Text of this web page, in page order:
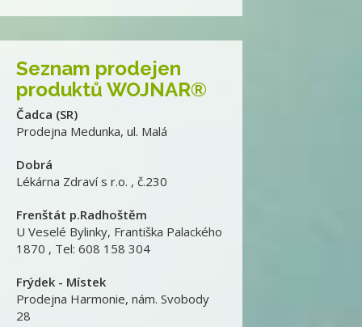
Seznam prodejen
produktů WOJNAR®
Čadca (SR)
Prodejna Medunka, ul. Malá
Dobrá
Lékárna Zdraví s r.o. , č.230
Frenštát p.Radhoštěm
U Veselé Bylinky, Františka Palackého
1870 , Tel: 608 158 304
Frýdek - Místek
Prodejna Harmonie, nám. Svobody
28